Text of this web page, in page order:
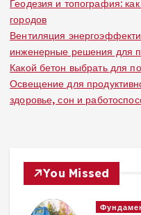
Геодезия и топография:
городов
Вентиляция
инженерные решения для
Какой бетон выбрать для
Освещение для
здоровье, сон и
You Missed